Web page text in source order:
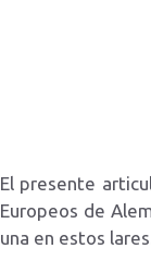
El presente
Europeos de
una en estos lares.